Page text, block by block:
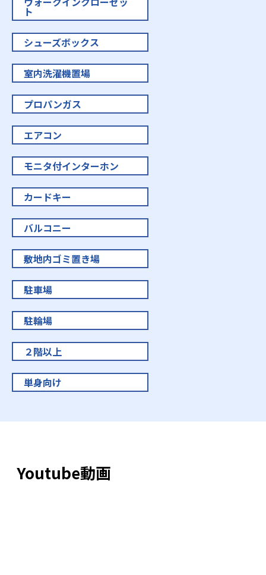
ト
シューズボックス
室内洗濯機置場
プロパンガス
エアコン
モニタ付インターホン
カードキー
バルコニー
敷地内ゴミ置き場
駐車場
駐輪場
２階以上
単身向け
Youtube動画